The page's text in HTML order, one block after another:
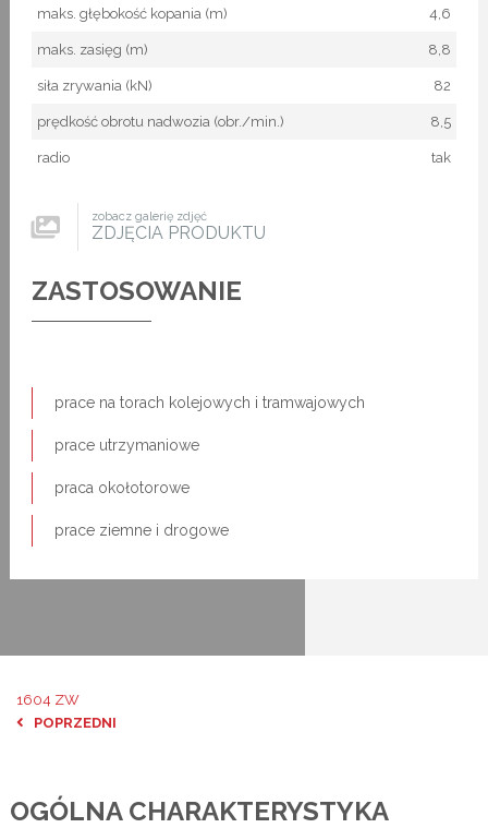
maks. głębokość kopania (m) 4,6
maks. zasięg (m) 8,8
siła zrywania (kN) 82
prędkość obrotu nadwozia (obr./min.) 8,5
radio tak
zobacz galerię zdjęć
ZDJĘCIA PRODUKTU
ZASTOSOWANIE
prace na torach kolejowych i tramwajowych
prace utrzymaniowe
praca okołotorowe
prace ziemne i drogowe
1604 ZW
POPRZEDNI
OGÓLNA CHARAKTERYSTYKA